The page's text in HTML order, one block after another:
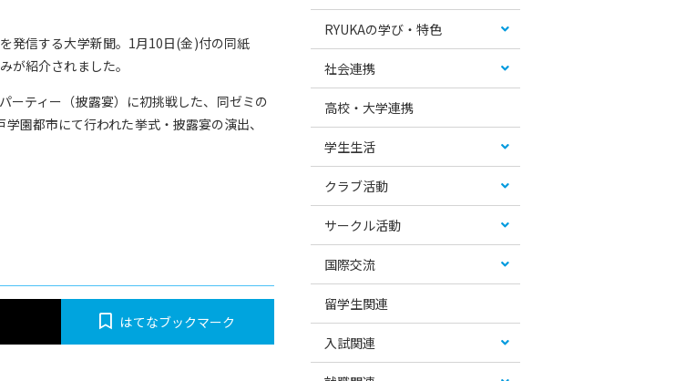
発信する大学新聞。1月10日(金)付の同紙
が紹介されました。
ーティー（披露宴）に初挑戦した、同ゼミの
園都市にて行われた挙式・披露宴の演出、
はてなブックマーク
RYUKAの学び・特色
社会連携
高校・大学連携
学生生活
クラブ活動
サークル活動
国際交流
留学生関連
入試関連